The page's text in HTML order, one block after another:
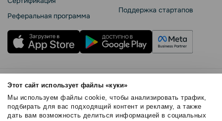
Этот сайт использует файлы «куки»
Мы используем файлы cookie, чтобы анализировать трафик,
подбирать для вас подходящий контент и рекламу, а также
дать вам возможность делиться информацией в социальных
Реферальная программа
Поддержка стартапов
Правила использования
Безопасность SendPulse
Политика конфиденциальности
Политика Cookies